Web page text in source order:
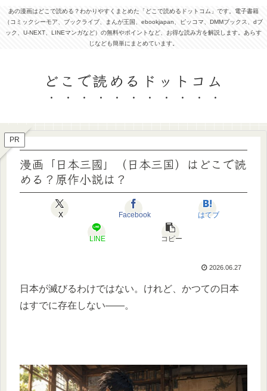
あの漫画はどこで読める？わかりやすくまとめた「どこで読めるドットコム」です。電子書籍
（コミックシーモア、ブックライブ、まんが王国、ebookjapan、ピッコマ、DMMブックス、dブ
ック、U-NEXT、LINEマンガなど）の無料やポイントなど、お得な読み方を解説します。あらす
じなども簡単にまとめています。
どこで読めるドットコム
PR
漫画「日本三國」（日本三国）はどこで読
める？原作小説は？
X Facebook はてブ
LINE コピー
2026.06.27
日本が滅びるわけではない。けれど、かつての日本
はすでに存在しない――。